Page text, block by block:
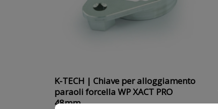
K-TECH | Chiave per alloggiamento
paraoli forcella WP XACT PRO
48mm